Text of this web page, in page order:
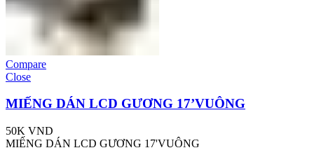
Compare
Close
MIẾNG DÁN LCD GƯƠNG 17’VUÔNG
50K VND
MIẾNG DÁN LCD GƯƠNG 17'VUÔNG